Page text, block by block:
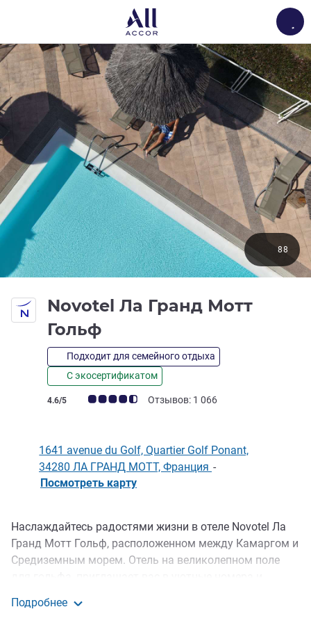
Novotel Ла Гранд Мотт
Гольф
Подходит для семейного отдыха
С экосертификатом
Примечание: отзывы клиентов (Рейтинг ALL)
4.6/5 Отзывов: 1 066
88
1641 avenue du Golf, Quartier Golf Ponant,
34280 ЛА ГРАНД МОТТ, Франция -
Посмотреть карту
Описание
Наслаждайтесь радостями жизни в отеле Novotel Ла
Гранд Мотт Гольф, расположенном между Камаргом и
Средиземным морем. Отель на великолепном поле
ухоженные лужайки. 5 конференц-залов с террасами
Подробнее